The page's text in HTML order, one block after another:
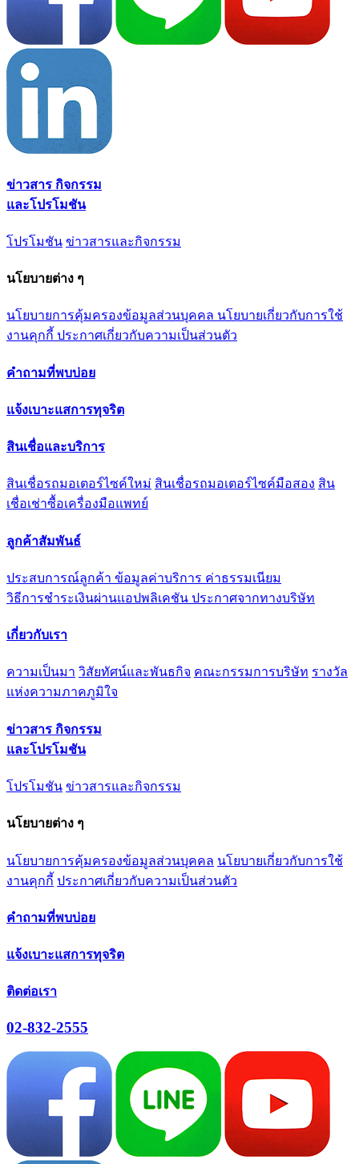
ข่าวสาร กิจกรรม
และโปรโมชัน
โปรโมชัน ข่าวสารและกิจกรรม
นโยบายต่าง ๆ
นโยบายการคุ้มครองข้อมูลส่วนบุคคล นโยบายเกี่ยวกับการใช้
งานคุกกี้ ประกาศเกี่ยวกับความเป็นส่วนตัว
คำถามที่พบบ่อย
แจ้งเบาะแสการทุจริต
สินเชื่อและบริการ
สินเชื่อรถมอเตอร์ไซค์ใหม่ สินเชื่อรถมอเตอร์ไซค์มือสอง สิน
เชื่อเช่าซื้อเครื่องมือแพทย์
ลูกค้าสัมพันธ์
ประสบการณ์ลูกค้า ข้อมูลค่าบริการ ค่าธรรมเนียม
วิธีการชำระเงินผ่านแอปพลิเคชัน ประกาศจากทางบริษัท
เกี่ยวกับเรา
ความเป็นมา วิสัยทัศน์และพันธกิจ คณะกรรมการบริษัท รางวัล
แห่งความภาคภูมิใจ
ข่าวสาร กิจกรรม
และโปรโมชัน
โปรโมชัน ข่าวสารและกิจกรรม
นโยบายต่าง ๆ
นโยบายการคุ้มครองข้อมูลส่วนบุคคล นโยบายเกี่ยวกับการใช้
งานคุกกี้ ประกาศเกี่ยวกับความเป็นส่วนตัว
คำถามที่พบบ่อย
แจ้งเบาะแสการทุจริต
ติดต่อเรา
02-832-2555